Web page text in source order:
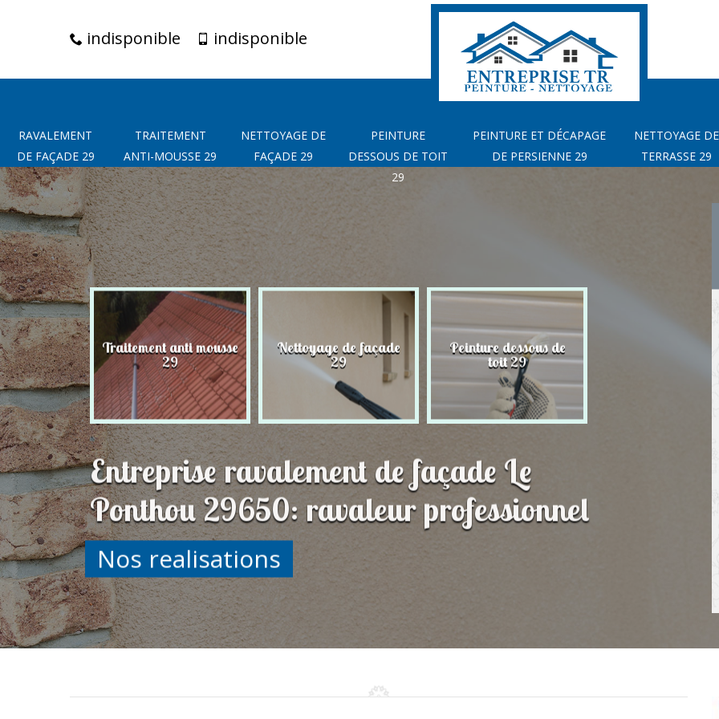
indisponible indisponible
RAVALEMENT
DE FAÇADE 29
TRAITEMENT
ANTI-MOUSSE 29
NETTOYAGE DE
FAÇADE 29
PEINTURE
DESSOUS DE TOIT
29
PEINTURE ET DÉCAPAGE
DE PERSIENNE 29
NETTOYAGE DE
TERRASSE 29
de façade Traitement anti mousse
29
Nettoyage de façade
29
Peinture dessous de
toit 29
Peinture et
Entreprise ravalement de façade Le
Ponthou 29650: ravaleur professionnel
Nos realisations